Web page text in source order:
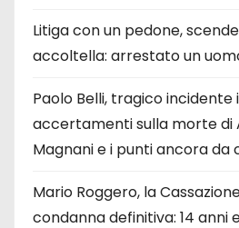
Litiga con un pedone,
accoltella: arrestato un
Paolo Belli, tragico
accertamenti sulla morte di
Magnani e i punti ancora da
Mario Roggero, la
condanna definitiva: 14 anni